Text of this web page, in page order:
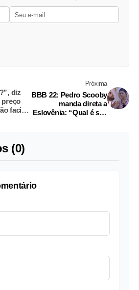
diz
preço
facial
Próxima
BBB 22: Pedro Scooby
manda direta a
Eslovênia: “Qual é seu
(0)